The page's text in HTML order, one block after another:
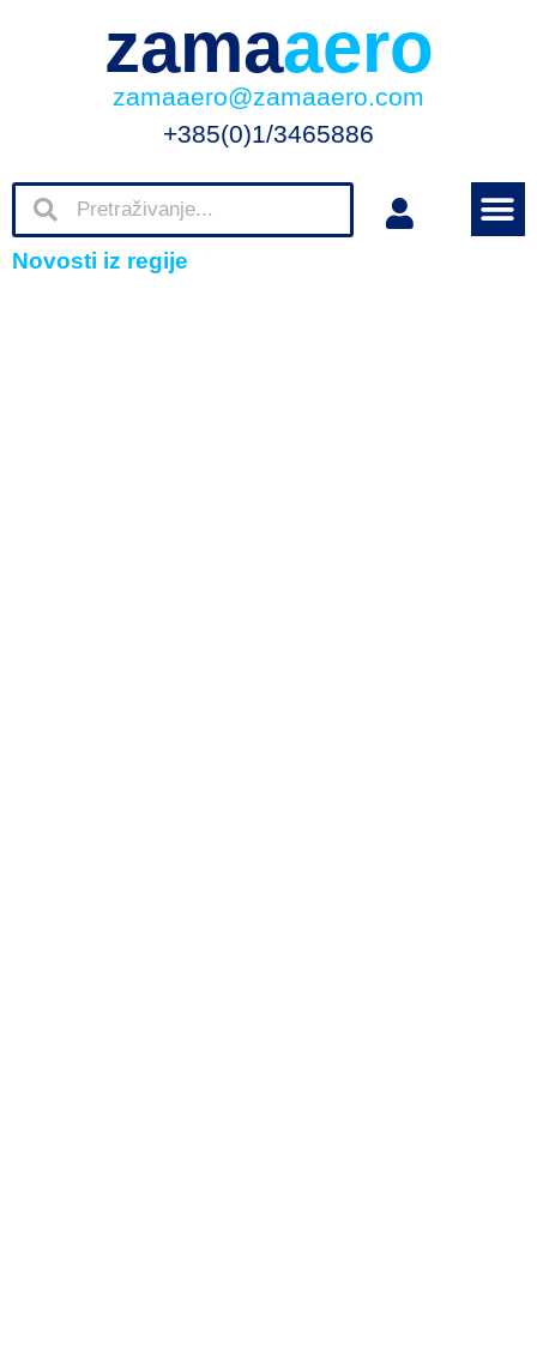
zamaaero
zamaaero@zamaaero.com
+385(0)1/3465886
Novosti iz regije